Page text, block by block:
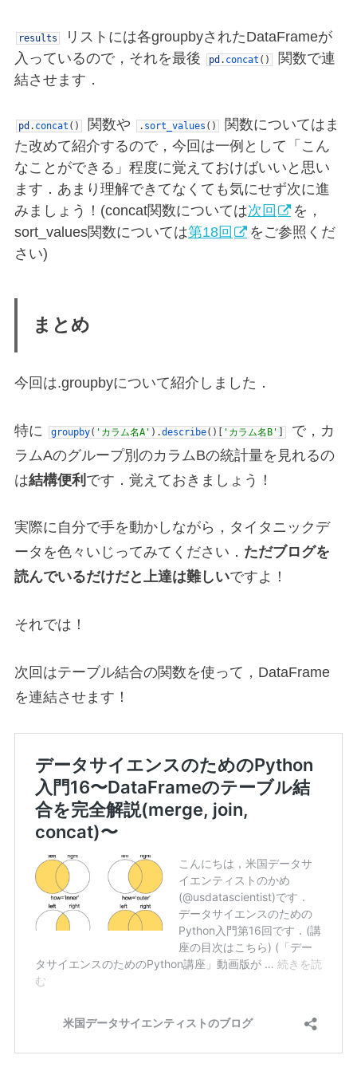
results
リストには各groupbyされたDataFrameが
入っているので，それを最後
pd . concat ( )
関数で連
結させます．
pd . concat ( ) 関数や . sort_values ( )
関数についてはま
た改めて紹介するので，今回は一例として「こん
なことができる」程度に覚えておけばいいと思い
ます．あまり理解できてなくても気にせず次に進
みましょう！(concat関数については次回
を，
sort_values関数については第18回
をご参照くだ
さい)
まとめ
今回は.groupbyについて紹介しました．
特に groupby( 'カラム名A' ) .describe( ) [ 'カラム名B' ]
で，カ
ラムAのグループ別のカラムBの統計量を見れるの
は結構便利 です．覚えておきましょう！
実際に自分で手を動かしながら，タイタニックデ
ータを色々いじってみてください． ただブログを
読んでいるだけだと上達は難しいですよ！
それでは！
次回はテーブル結合の関数を使って，DataFrame
を連結させます！